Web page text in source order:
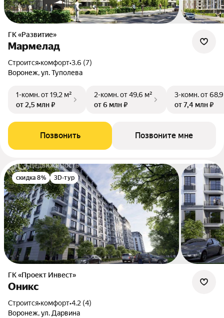
ГК «Развитие»
Мармелад
Строится•комфорт•3.6 (7)
Воронеж, ул. Туполева
1-комн.от 19,2 м²
от 2,5 млн ₽
2-комн.от 49,6 м²
от 6 млн ₽
3-комн.от
от 7,4 млн ₽
Позвонить Позвоните мне
скидка 8% 3D-тур
ГК «Проект Инвест»
Оникс
Строится•комфорт•4.2 (4)
Воронеж, ул. Дарвина